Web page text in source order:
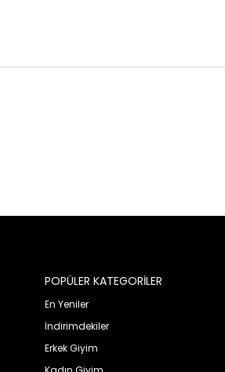
POPÜLER KATEGORİLER
En Yeniler
İndirimdekiler
Erkek Giyim